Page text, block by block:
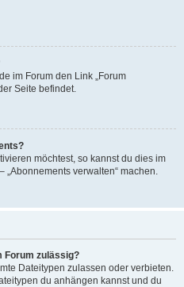
im Forum den Link „Forum
Seite befindet.
möchtest, so kannst du dies im
„Abonnements verwalten“ machen.
Forum zulässig?
Dateitypen zulassen oder verbieten.
du anhängen kannst und du